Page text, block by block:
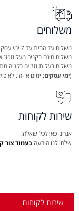
משלוחים
משלוח עד הבית עד 7 ימי עסקים
משלוח חינם בקניה מעל 350 ₪ (נטו)
משלוח בעלות 30 ₪ בקניה מתחת ל-350 ₪ (נטו)
(ימי עסקים: ימים א'-ה'. לא
שירות לקוחות
אנחנו כאן לכל שאלה!
שלחו לנו הודעה בעמוד צור
שירות לקוחות